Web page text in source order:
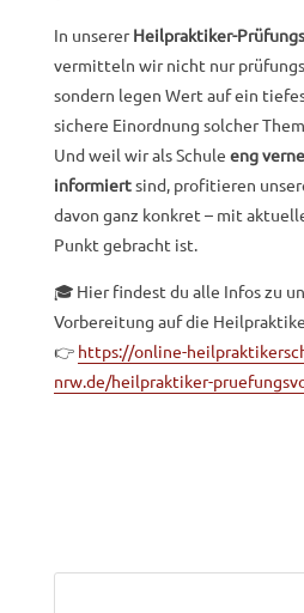
In unsererHeilpraktiker-
vermitteln wir nicht nur
sondern legen Wert auf ein
sichere Einordnung solcher
Und weil wir als Schule eng
informiertsind, profitieren
davon ganz konkret – mit
Punkt gebracht ist.
🎓 Hier findest du alle Infos zu
Vorbereitung auf die
👉 https://online-
nrw.de/heilpraktiker-